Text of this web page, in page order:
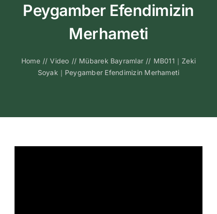
Kitapları
İletişim
Peygamber Efendimizin
Merhameti
Home // Video // Mübarek Bayramlar // MB011｜Zeki
Soyak｜Peygamber Efendimizin Merhameti